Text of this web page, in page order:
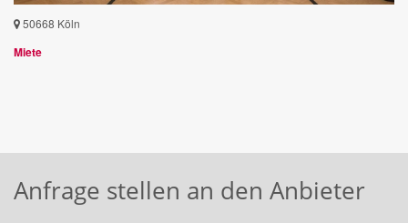
50668 Köln
Miete
Anfrage stellen an den Anbieter